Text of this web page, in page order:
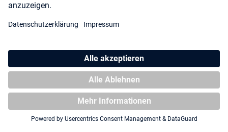
Shipping
About us Blog Partners
ggf. Nachnahmegebühren, wenn nicht anders angegeben.